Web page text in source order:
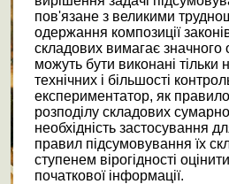
пов'язане з великими
одержання композиції
складових вимагає значного
можуть бути виконані
технічних і більшості
експериментатор, як
розподілу складових
необхідність застосування
правил підсумовування їх
ступенем вірогідності
початкової інформації.